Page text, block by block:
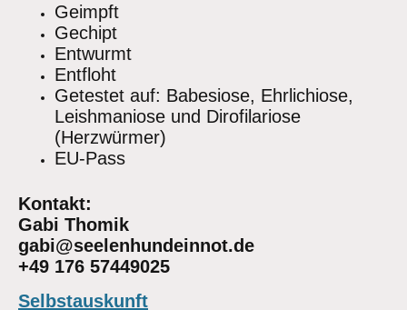
Geimpft
Gechipt
Entwurmt
Entfloht
Getestet auf: Babesiose, Ehrlichiose,
Leishmaniose und Dirofilariose
(Herzwürmer)
EU-Pass
Kontakt:
Gabi Thomik
gabi@seelenhundeinnot.de
+49 176 57449025
Selbstauskunft